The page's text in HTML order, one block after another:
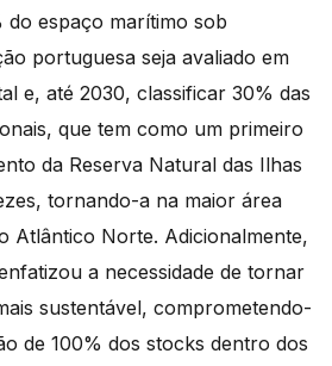
do espaço marítimo sob
portuguesa seja avaliado em
e, até 2030, classificar 30% das
que tem como um primeiro
da Reserva Natural das Ilhas
tornando-a na maior área
Atlântico Norte. Adicionalmente,
a necessidade de tornar
sustentável, comprometendo-
de 100% dos stocks dentro dos